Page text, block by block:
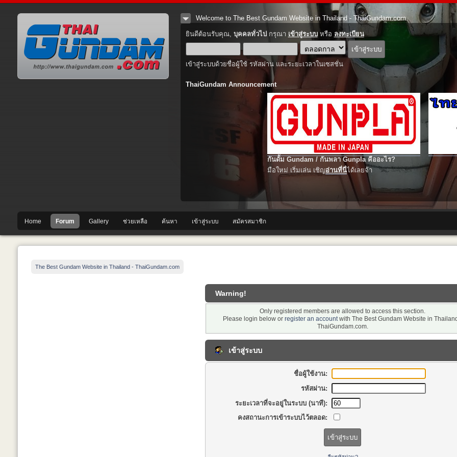
Welcome to The Best Gundam Website in Thailand - ThaiGundam.com
ยินดีต้อนรับคุณ, บุคคลทั่วไปกรุณา เข้าสู่ระบบหรือ ลงทะเบียน
เข้าสู่ระบบด้วยชื่อผู้ใช้ รหัสผ่าน และระยะเวลาในเซสชั่น
ThaiGundam Announcement
กันดั้ม Gundam / กันพลา Gunpla คืออะไร?
มือใหม่ เริ่มเล่น เชิญอ่านที่นี่ได้เลยจ้า
Home Forum Gallery ช่วยเหลือ ค้นหา เข้าสู่ระบบ สมัครสมาชิก
The Best Gundam Website in Thailand - ThaiGundam.com
Warning!
Only registered members are allowed to access this section.
Please login below orregister an account with The Best Gundam Website in
ThaiGundam.com.
เข้าสู่ระบบ
ชื่อผู้ใช้งาน:
รหัสผ่าน:
ระยะเวลาที่จะอยู่ในระบบ (นาที):
คงสถานะการเข้าระบบไว้ตลอด: